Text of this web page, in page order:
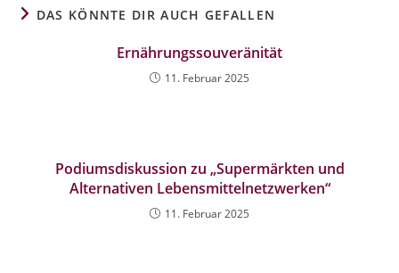
DAS KÖNNTE DIR AUCH GEFALLEN
Ernährungssouveränität
11. Februar 2025
Podiumsdiskussion zu „Supermärkten und
Alternativen Lebensmittelnetzwerken“
11. Februar 2025